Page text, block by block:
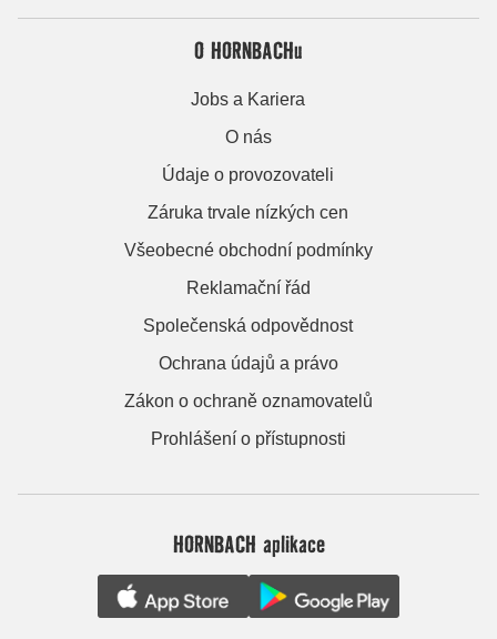
O HORNBACHu
Jobs a Kariera
O nás
Údaje o provozovateli
Záruka trvale nízkých cen
Všeobecné obchodní podmínky
Reklamační řád
Společenská odpovědnost
Ochrana údajů a právo
Zákon o ochraně oznamovatelů
Prohlášení o přístupnosti
HORNBACH aplikace